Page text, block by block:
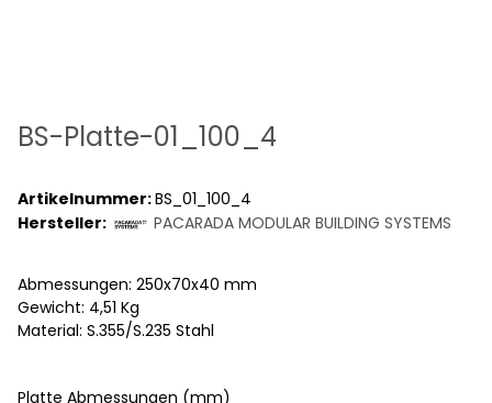
BS-Platte-01_100_4
Artikelnummer:BS_01_100_4
Hersteller:
PACARADA MODULAR BUILDING SYSTEMS
Abmessungen: 250x70x40 mm
Gewicht: 4,51 Kg
Material: S.355/S.235 Stahl
Platte Abmessungen (mm)